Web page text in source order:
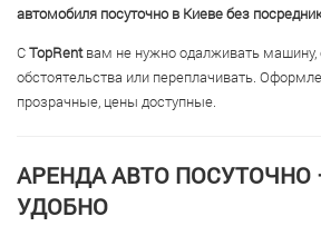
автомобиля посуточно в Киеве без
СTopRentвам не нужно одалживать машину,
обстоятельства или переплачивать.
прозрачные, цены доступные.
АРЕНДА АВТО ПОСУТОЧНО
УДОБНО